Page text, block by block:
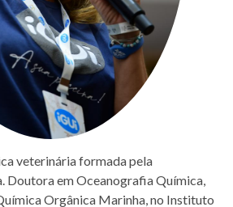
veterinária formada pela
Doutora em Oceanografia Química,
Orgânica Marinha, no Instituto